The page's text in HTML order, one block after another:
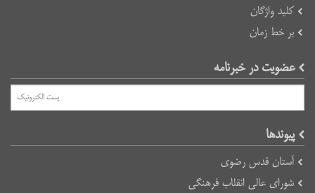
کلید واژگان
بر خط زمان
عضویت در خبرنامه
پیوند‌ها
آستان قدس رضوی
شورای عالی انقلاب فرهنگی